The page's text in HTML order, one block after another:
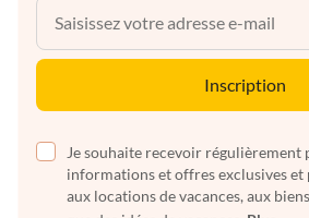
Inscription
Je souhaite recevoir régulièrement
informations et offres exclusives et
aux locations de vacances, aux